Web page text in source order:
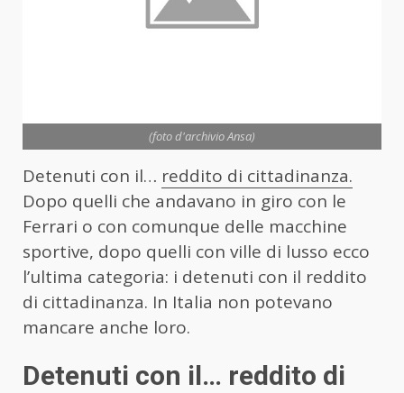
(foto d'archivio Ansa)
Detenuti con il… reddito di cittadinanza.
Dopo quelli che andavano in giro con le
Ferrari o con comunque delle macchine
sportive, dopo quelli con ville di lusso ecco
l’ultima categoria: i detenuti con il reddito
di cittadinanza. In Italia non potevano
mancare anche loro.
Detenuti con il… reddito di